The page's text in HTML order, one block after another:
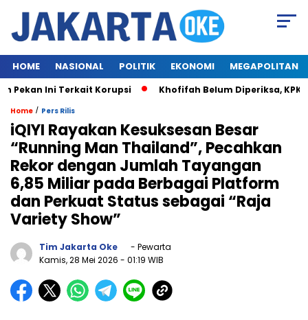
HOME NASIONAL POLITIK EKONOMI MEGAPOLITAN
Ini Terkait Korupsi Khofifah Belum Diperiksa, KPK
Home / Pers Rilis
iQIYI Rayakan Kesuksesan Besar
“Running Man Thailand”, Pecahkan
Rekor dengan Jumlah Tayangan
6,85 Miliar pada Berbagai Platform
dan Perkuat Status sebagai “Raja
Variety Show”
Tim Jakarta Oke
- Pewarta
Kamis, 28 Mei 2026 - 01:19 WIB